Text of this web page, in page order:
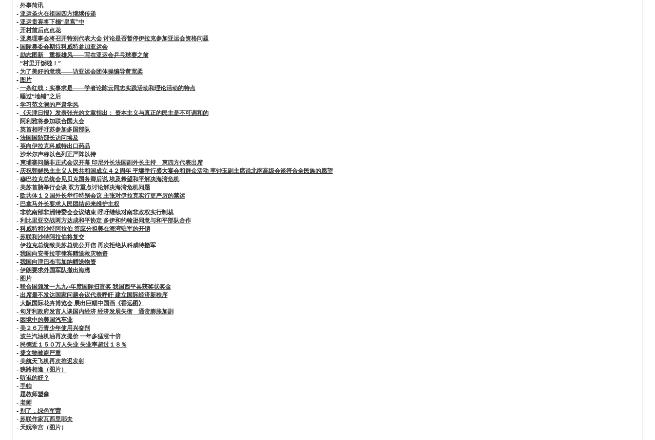
- 外事简讯
- 亚运圣火在祖国四方继续传递
- 亚运贵宾将下榻“皇宫”中
- 开村前后点点花
- 亚奥理事会将召开特别代表大会 讨论是否暂停伊拉克参加亚运会资格问题
- 国际奥委会期待科威特参加亚运会
- 励志图新 重振雄风——写在亚运会乒乓球赛之前
- “村里开饭啦！”
- 为了美好的意境——访亚运会团体操编导黄宽柔
- 图片
- 一条红线：实事求是——学者论陈云同志实践活动和理论活动的特点
- 睡过“地铺”之后
- 学习范文澜的严肃学风
-
《天津日报》发表张光的文章指出： 资本主义与真正的民主是不可调和的
- 阿利雅将参加联合国大会
- 英首相呼吁苏参加多国部队
- 法国国防部长访问埃及
- 英向伊拉克科威特出口药品
- 沙米尔声称以色列正严阵以待
- 柬埔寨问题非正式会议开幕 印尼外长法国副外长主持 柬四方代表出席
- 庆祝朝鲜民主主义人民共和国成立４２周年 平壤举行盛大宴会和群众活动 李钟玉副主席说北南高级会谈符合全民族的愿望
- 穆巴拉克总统会见贝克国务卿后说 埃及希望和平解决海湾危机
- 美苏首脑举行会谈 双方重点讨论解决海湾危机问题
- 欧共体１２国外长举行特别会议 主张对伊拉克实行更严厉的禁运
- 巴拿马外长要求人民团结起来维护主权
- 非统南部非洲特委会会议结束 呼吁继续对南非政权实行制裁
- 利比里亚交战两方达成和平协定 多伊和约翰逊同意与和平部队合作
- 科威特和沙特阿拉伯 答应分担美在海湾驻军的开销
- 苏联和沙特阿拉伯将复交
- 伊拉克总统致美苏总统公开信 再次拒绝从科威特撤军
- 我国向安哥拉菲律宾赠送救灾物资
- 我国向津巴布韦加纳赠送物资
- 伊朗要求外国军队撤出海湾
- 图片
- 联合国颁发一九九○年度国际扫盲奖 我国西平县获奖状奖金
- 出席最不发达国家问题会议代表呼吁 建立国际经济新秩序
- 大阪国际花卉博览会 展出巨幅中国画《香远图》
- 匈牙利政府发言人谈国内经济 经济发展失衡 通货膨胀加剧
- 困境中的美国汽车业
- 美２６万青少年使用兴奋剂
- 波兰汽油机油再次提价 一年多猛涨十倍
- 民德近１５０万人失业 失业率超过１８％
- 捷文物被盗严重
- 美航天飞机再次推迟发射
- 狭路相逢（图片）
- 听谁的好？
- 手帕
- 题教师塑像
- 老师
- 别了，绿色军营
- 苏联作家瓦西里耶夫
- 天贶帝宫（图片）